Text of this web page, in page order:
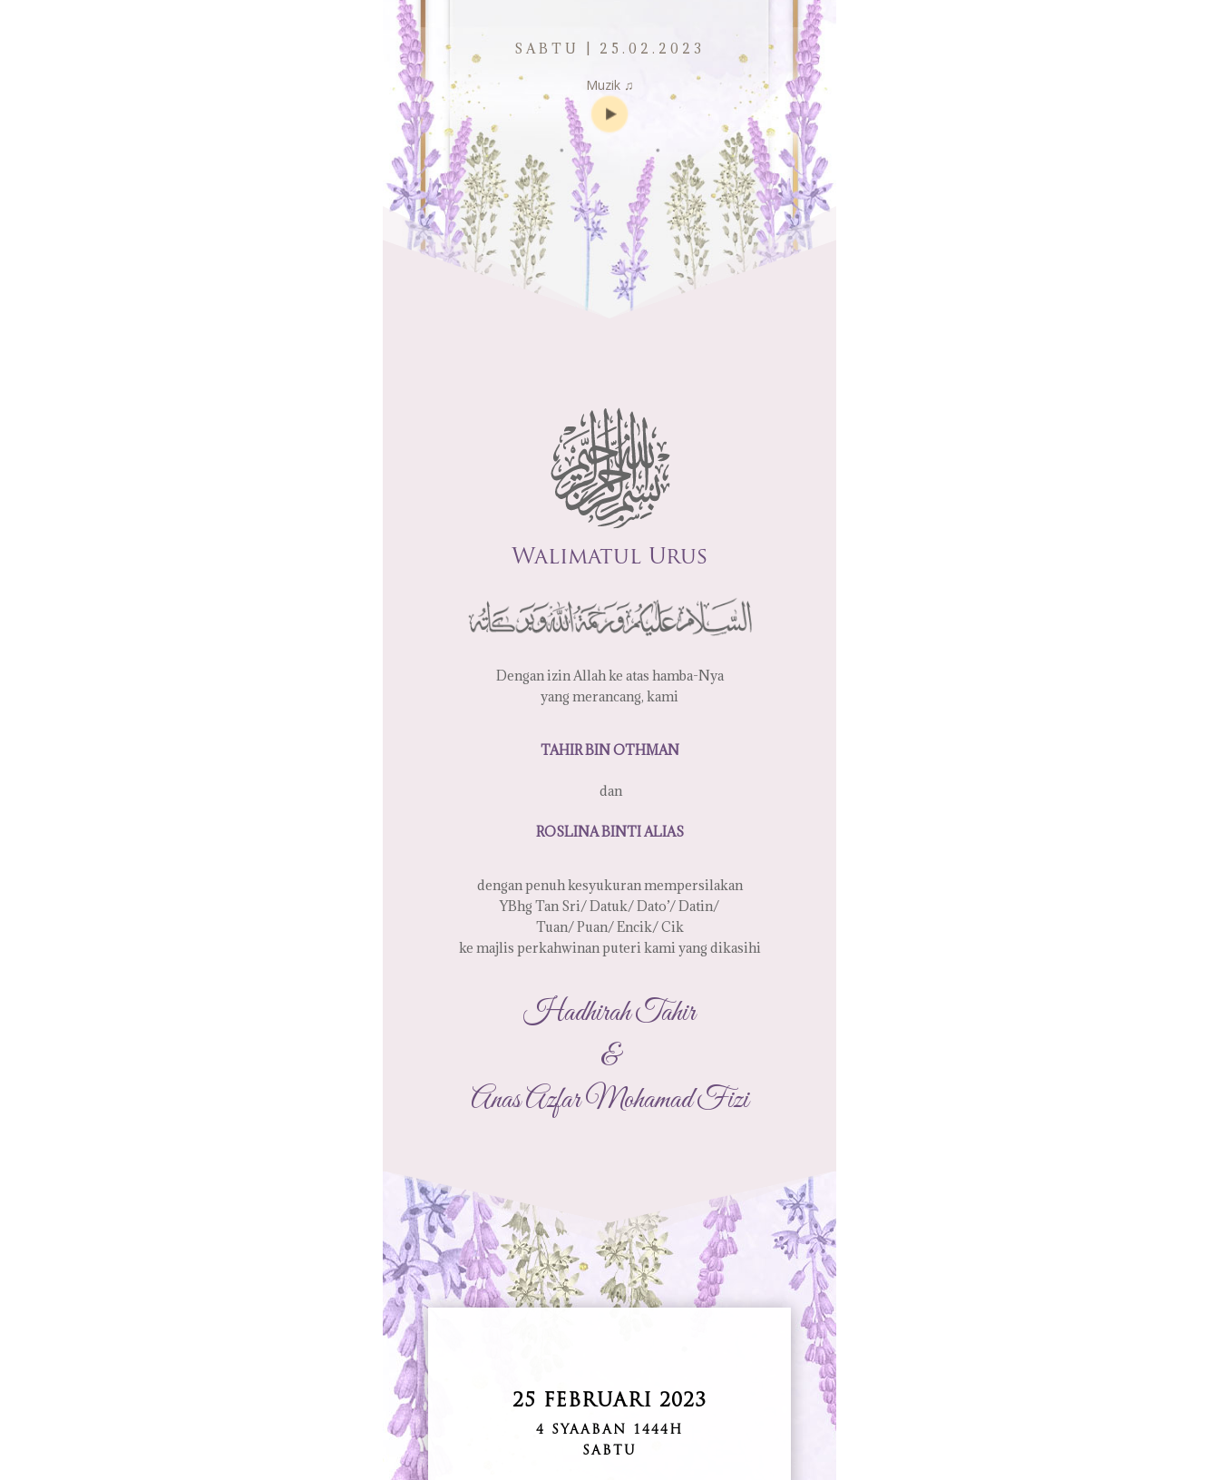
SABTU | 25.02.2023
Muzik ♫
Walimatul Urus
Dengan izin Allah ke atas hamba-Nya
yang merancang, kami
TAHIR BIN OTHMAN
dan
ROSLINA BINTI ALIAS
dengan penuh kesyukuran mempersilakan
YBhg Tan Sri/ Datuk/ Dato’/ Datin/
Tuan/ Puan/ Encik/ Cik
ke majlis perkahwinan puteri kami yang dikasihi
Hadhirah Tahir
&
Anas Azfar Mohamad Fizi
25 FEBRUARI 2023
4 SYAABAN 1444H
SABTU